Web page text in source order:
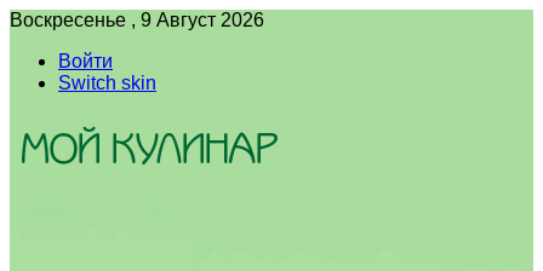
Воскресенье , 9 Август 2026
Войти
Switch skin